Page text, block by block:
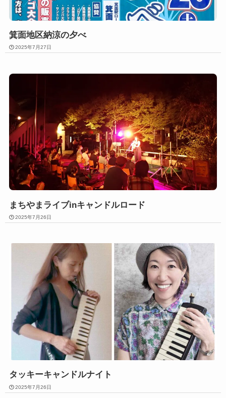
箕面地区納涼の夕べ
2025年7月27日
まちやまライブinキャンドルロード
2025年7月26日
タッキーキャンドルナイト
2025年7月26日